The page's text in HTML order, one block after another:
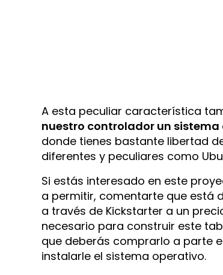
A esta peculiar característica
nuestro controlador un
donde tienes bastante libertad
diferentes y peculiares como
Si estás interesado en este
a permitir, comentarte que está
a través de Kickstarter a un
necesario para construir este
que deberás comprarlo a parte
instalarle el sistema operativo.